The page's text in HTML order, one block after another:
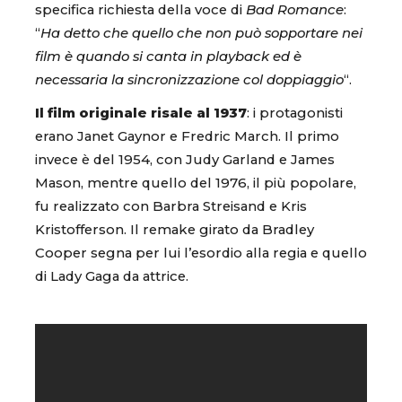
specifica richiesta della voce di Bad Romance:
“Ha detto che quello che non può sopportare nei
film è quando si canta in playback ed è
necessaria la sincronizzazione col doppiaggio“.
Il film originale risale al 1937: i protagonisti
erano Janet Gaynor e Fredric March. Il primo
invece è del 1954, con Judy Garland e James
Mason, mentre quello del 1976, il più popolare,
fu realizzato con Barbra Streisand e Kris
Kristofferson. Il remake girato da Bradley
Cooper segna per lui l’esordio alla regia e quello
di Lady Gaga da attrice.